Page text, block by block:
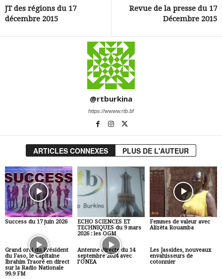
JT des régions du 17
décembre 2015
Revue de la presse du 17
Décembre 2015
@rtburkina
https://wwww.rtb.bf
ARTICLES CONNEXES PLUS DE L'AUTEUR
Success du 17 juin 2026
ECHO SCIENCES ET
TECHNIQUES du 9 mars
2026 : les OGM
Femmes de valeur avec
Alizèta Rouamba
Grand oral du Président
du Faso, le Capitaine
Ibrahim Traoré en direct
sur la Radio Nationale
99.9 FM
Antenne directe du 14
septembre 2024 avec
l’ONEA
Les Jassides, nouveaux
envahisseurs de
cotonnier